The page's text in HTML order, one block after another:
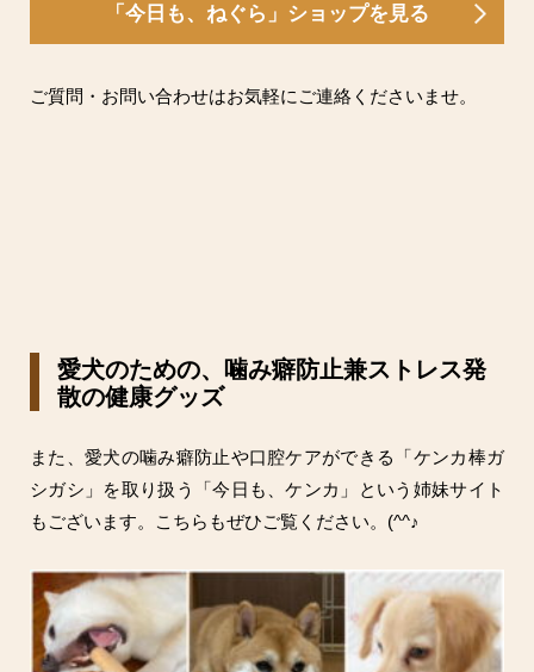
「今日も、ねぐら」ショップを見る
ご質問・お問い合わせはお気軽にご連絡くださいませ。
愛犬のための、噛み癖防止兼ストレス発
散の健康グッズ
また、愛犬の噛み癖防止や口腔ケアができる「ケンカ棒ガ
シガシ」を取り扱う「今日も、ケンカ」という姉妹サイト
もございます。こちらもぜひご覧ください。(^^♪